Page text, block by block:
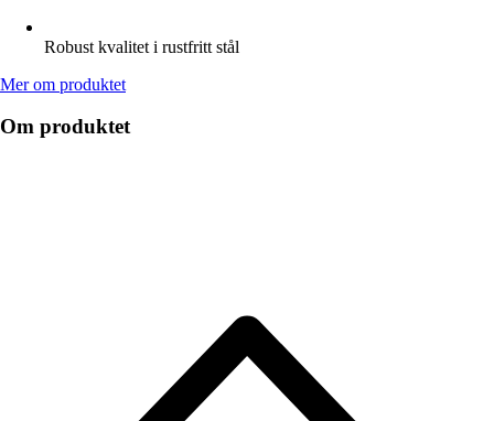
Robust kvalitet i rustfritt stål
Mer om produktet
Om produktet